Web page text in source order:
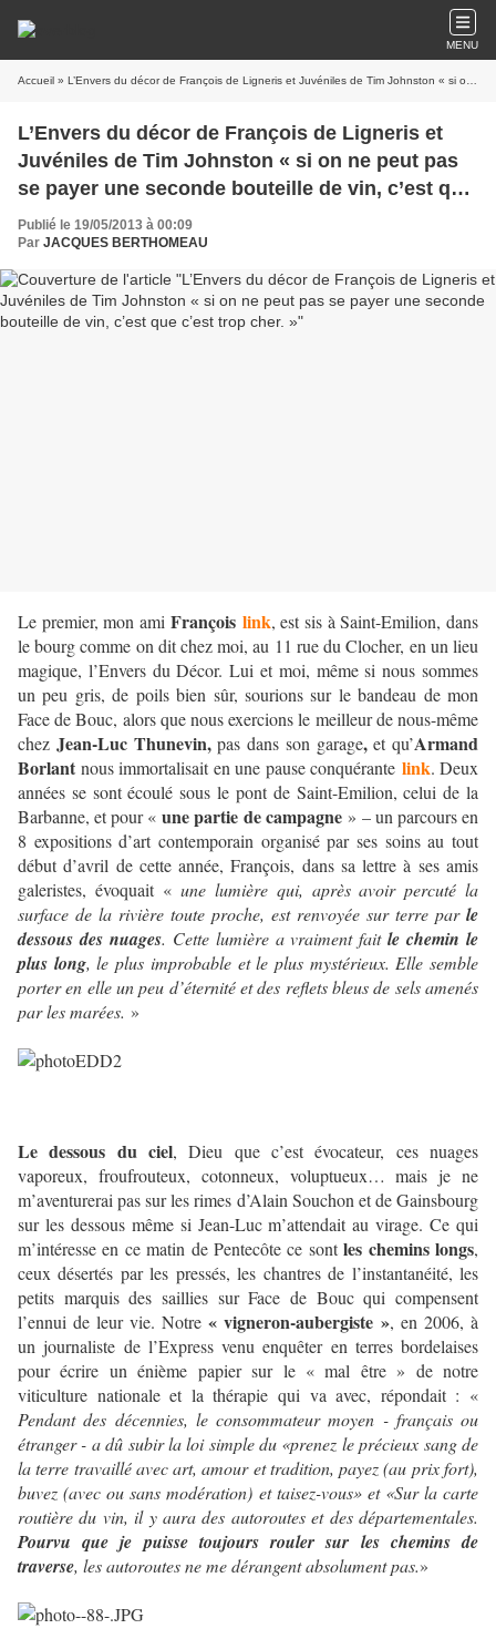
MENU
Accueil » L’Envers du décor de François de Ligneris et Juvéniles de Tim Johnston « si on ne peut pas se payer une seconde bouteille de vin, c’est que c’est trop cher. »
L’Envers du décor de François de Ligneris et
Juvéniles de Tim Johnston « si on ne peut pas
se payer une seconde bouteille de vin, c’est que
c’est trop cher. »
Publié le 19/05/2013 à 00:09
Par JACQUES BERTHOMEAU
Le premier, mon ami François link, est sis à Saint-Emilion, dans
le bourg comme on dit chez moi, au 11 rue du Clocher, en un lieu
magique, l’Envers du Décor. Lui et moi, même si nous sommes
un peu gris, de poils bien sûr, sourions sur le bandeau de mon
Face de Bouc, alors que nous exercions le meilleur de nous-même
chez Jean-Luc Thunevin,pas dans son garage,et qu’Armand
Borlant nous immortalisait en une pause conquérante link. Deux
années se sont écoulé sous le pont de Saint-Emilion, celui de la
Barbanne, et pour «une partie de campagne» – un parcours en
8 expositions d’art contemporain organisé par ses soins au tout
début d’avril de cette année, François, dans sa lettre à ses amis
galeristes, évoquait «une lumière qui, après avoir percuté la
surface de la rivière toute proche, est renvoyée sur terre par le
dessous des nuages. Cette lumière a vraiment faitle chemin le
plus long, le plus improbable et le plus mystérieux. Elle semble
porter en elle un peu d’éternité et des reflets bleus de sels amenés
par les marées. »
Le dessous du ciel, Dieu que c’est évocateur, ces nuages
vaporeux, froufrouteux, cotonneux, voluptueux… mais je ne
m’aventurerai pas sur les rimes d’Alain Souchon et de Gainsbourg
sur les dessous même si Jean-Luc m’attendait au virage. Ce qui
m’intéresse en ce matin de Pentecôte ce sontles chemins longs,
ceux désertés par les pressés, les chantres de l’instantanéité, les
petits marquis des saillies sur Face de Bouc qui compensent
l’ennui de leur vie. Notre « vigneron-aubergiste », en 2006, à
un journaliste de l’Express venu enquêter en terres bordelaises
pour écrire un énième papier sur le « mal être » de notre
viticulture nationale et la thérapie qui va avec, répondait : «
Pendant des décennies, le consommateur moyen - français ou
étranger - a dû subir la loi simple du «prenez le précieux sang de
la terre travaillé avec art, amour et tradition, payez (au prix fort),
buvez (avec ou sans modération) et taisez-vous» et «Sur la carte
routière du vin, il y aura des autoroutes et des départementales.
Pourvu que je puisse toujours rouler sur les chemins de
traverse, les autoroutes ne me dérangent absolument pas.»